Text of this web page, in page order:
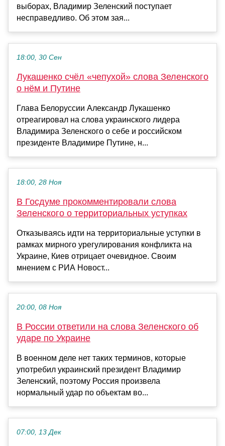
выборах, Владимир Зеленский поступает
несправедливо. Об этом зая...
18:00, 30 Сен
Лукашенко счёл «чепухой» слова Зеленского
о нём и Путине
Глава Белоруссии Александр Лукашенко
отреагировал на слова украинского лидера
Владимира Зеленского о себе и российском
президенте Владимире Путине, н...
18:00, 28 Ноя
В Госдуме прокомментировали слова
Зеленского о территориальных уступках
Отказываясь идти на территориальные уступки в
рамках мирного урегулирования конфликта на
Украине, Киев отрицает очевидное. Своим
мнением с РИА Новост...
20:00, 08 Ноя
В России ответили на слова Зеленского об
ударе по Украине
В военном деле нет таких терминов, которые
употребил украинский президент Владимир
Зеленский, поэтому Россия произвела
нормальный удар по объектам во...
07:00, 13 Дек